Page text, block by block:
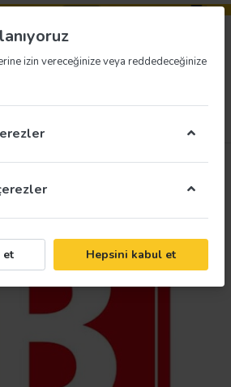
izin vereceğinize veya reddedeceğinize
et Hepsini kabul et